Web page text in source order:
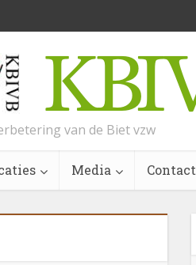
van de Biet vzw
Media Contact